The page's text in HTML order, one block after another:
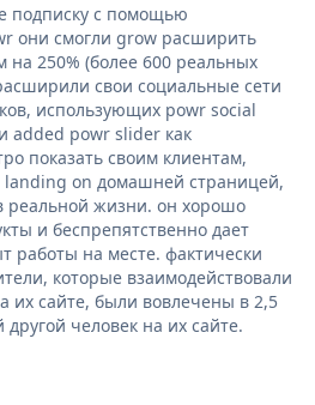
подписку с помощью
они смогли grow расширить
на 250% (более 600 реальных
свои социальные сети
использующих powr social
added powr slider как
показать своим клиентам,
landing on домашней страницей,
реальной жизни. он хорошо
и беспрепятственно дает
работы на месте. фактически
которые взаимодействовали
их сайте, были вовлечены в 2,5
человек на их сайте.